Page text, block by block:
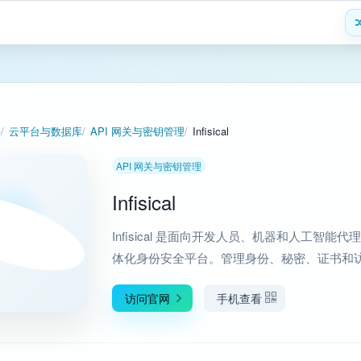
云平台与数据库 API 网关与密钥管理 Infisical
API 网关与密钥管理
Infisical
Infisical 是面向开发人员、机器和人工智能代
体化身份安全平台。管理身份、秘密、证书和
访问官网 手机查看